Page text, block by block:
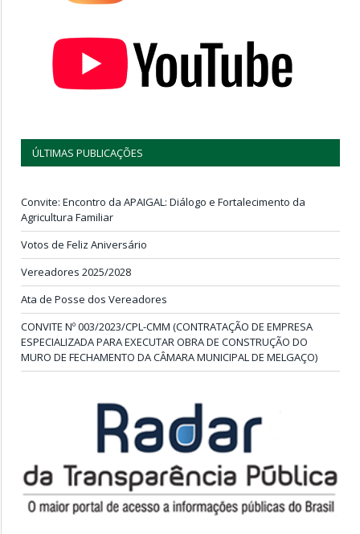
ÚLTIMAS PUBLICAÇÕES
Convite: Encontro da APAIGAL: Diálogo e Fortalecimento da
Agricultura Familiar
Votos de Feliz Aniversário
Vereadores 2025/2028
Ata de Posse dos Vereadores
CONVITE Nº 003/2023/CPL-CMM (CONTRATAÇÃO DE EMPRESA
ESPECIALIZADA PARA EXECUTAR OBRA DE CONSTRUÇÃO DO
MURO DE FECHAMENTO DA CÂMARA MUNICIPAL DE MELGAÇO)